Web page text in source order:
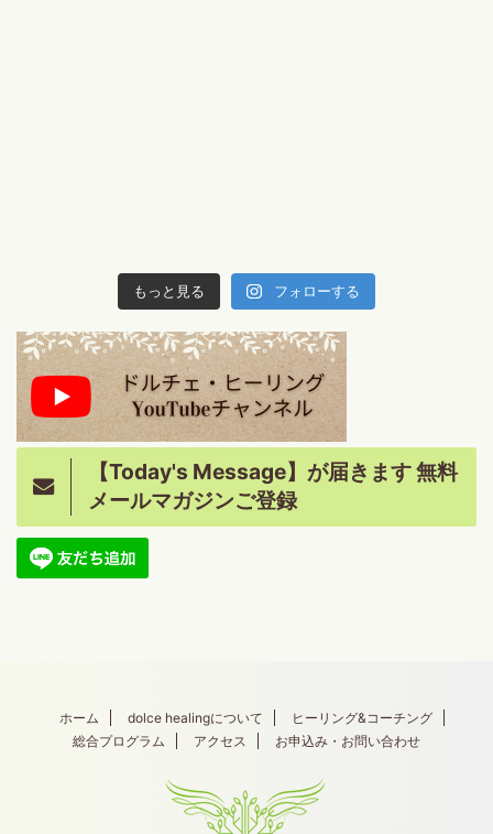
もっと見る フォローする
【Today's Message】が届きます 無料
メールマガジンご登録
ホーム dolce healingについて
ヒーリング&コーチング
総合プログラム
アクセス お申込み・お問い合わせ